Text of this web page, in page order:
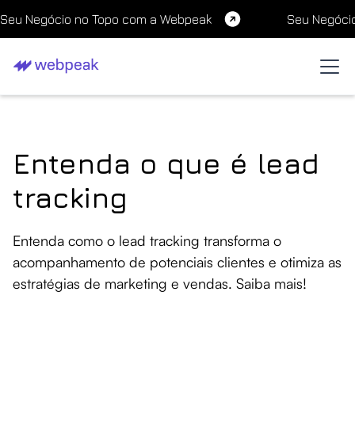
Seu Negócio no Topo com a Webpeak Seu
Entenda o que é lead
tracking
Entenda como o lead tracking transforma o
acompanhamento de potenciais clientes e otimiza as
estratégias de marketing e vendas. Saiba mais!